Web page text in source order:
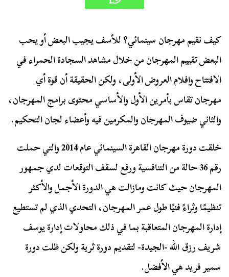
كيف نقيم مهرجان سينمائي؟ للأسف يجيب البعض أو يحب
البعض تقييم المهرجان من خلال مشاهد السجادة الحمراء في
الافتتاح وافلام العروض الأولى، ولكن الحقيقة أن قوة أي
مهرجان تقاس بأمرين الأول والأساسي محتوى برامج المهرجان،
والثاني ضيوف المهرجان والمكرمين فيه وأعضاء لجان التحكيم.
خلقت دورة مهرجان القاهرة السينمائي عام 2014 والتي حملت
رقم 36 حالة من التنافسية ورفع لسقف التوقعات لدي جمهور
المهرجان حيث كانت ومازالت هي الدورة الأجمل والأكثر
تنظيمًا وثراءً فنيًا طول عمر المهرجان، التحدي الذي لم تستطيع
إدارة المهرجان المتعاقبة بما في ذلك محاولات إدارة يوسف
شريف رزق الله -الجيدة- لتقديم دورة ثرية ولكن ظلت دورة
سمير فريد هي الأفضل.